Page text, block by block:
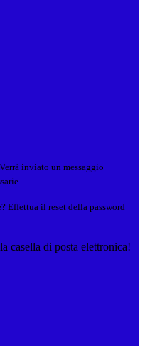
Verrà inviato un messaggio
Effettua il reset della password
casella di posta elettronica!